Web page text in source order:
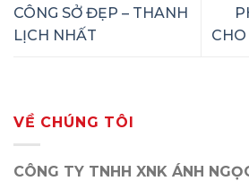
CÔNG SỞ ĐẸP – THANH
LỊCH NHẤT
VỀ CHÚNG TÔI
CÔNG TY TNHH XNK ÁNH